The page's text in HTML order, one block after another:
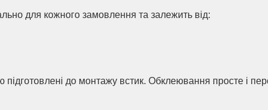
для кожного замовлення та залежить від:
підготовлені до монтажу встик. Обклеювання просте і